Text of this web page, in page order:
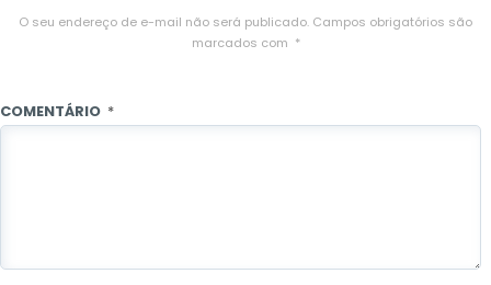
O seu endereço de e-mail não será publicado. Campos obrigatórios são
marcados com *
COMENTÁRIO *